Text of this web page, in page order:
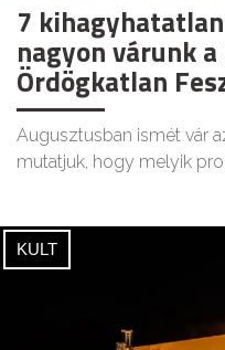
7
nagyon várunk
Ördögkatlan
Augusztusban ismét vár
mutatjuk, hogy melyik
KULT